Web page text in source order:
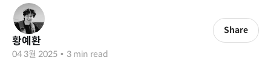
황예환
04 3월 2025 • 3 min read
Share